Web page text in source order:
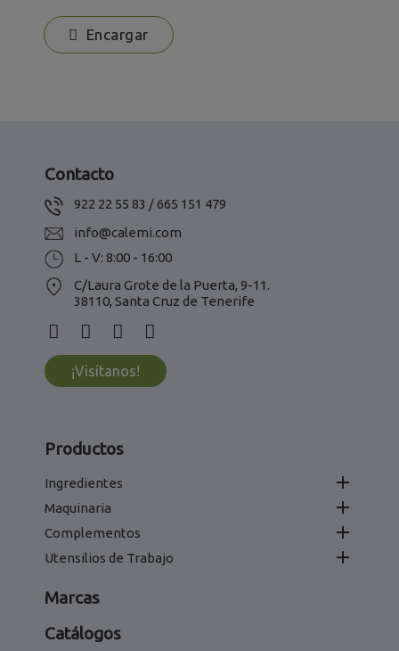
Encargar
Contacto
922 22 55 83 / 665 151 479
info@calemi.com
L - V: 8:00 - 16:00
C/Laura Grote de la Puerta, 9-11.
38110, Santa Cruz de Tenerife
¡Visítanos!
Productos
Ingredientes 
Maquinaria 
Complementos 
Utensilios de Trabajo 
Marcas
Catálogos